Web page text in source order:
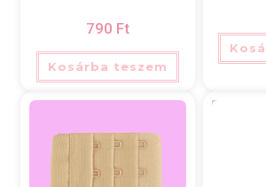
790 Ft
Kosárba teszem